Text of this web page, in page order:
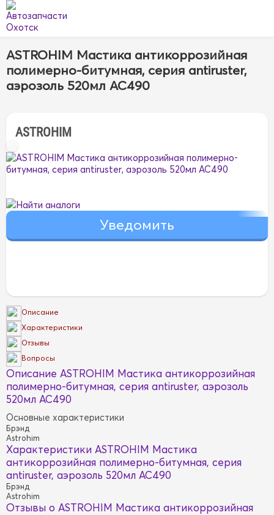
ASTROHIM Мастика антикоррозийная
полимерно-битумная, серия antiruster,
аэрозоль 520мл AC490
ASTROHIM
Найти аналоги
Описание
Характеристики
Отзывы
Вопросы
Описание ASTROHIM Мастика антикоррозийная
полимерно-битумная, серия antiruster, аэрозоль
520мл AC490
Основные характеристики
Брэнд
Astrohim
Характеристики ASTROHIM Мастика
антикоррозийная полимерно-битумная, серия
antiruster, аэрозоль 520мл AC490
Брэнд
Astrohim
Отзывы о ASTROHIM Мастика антикоррозийная